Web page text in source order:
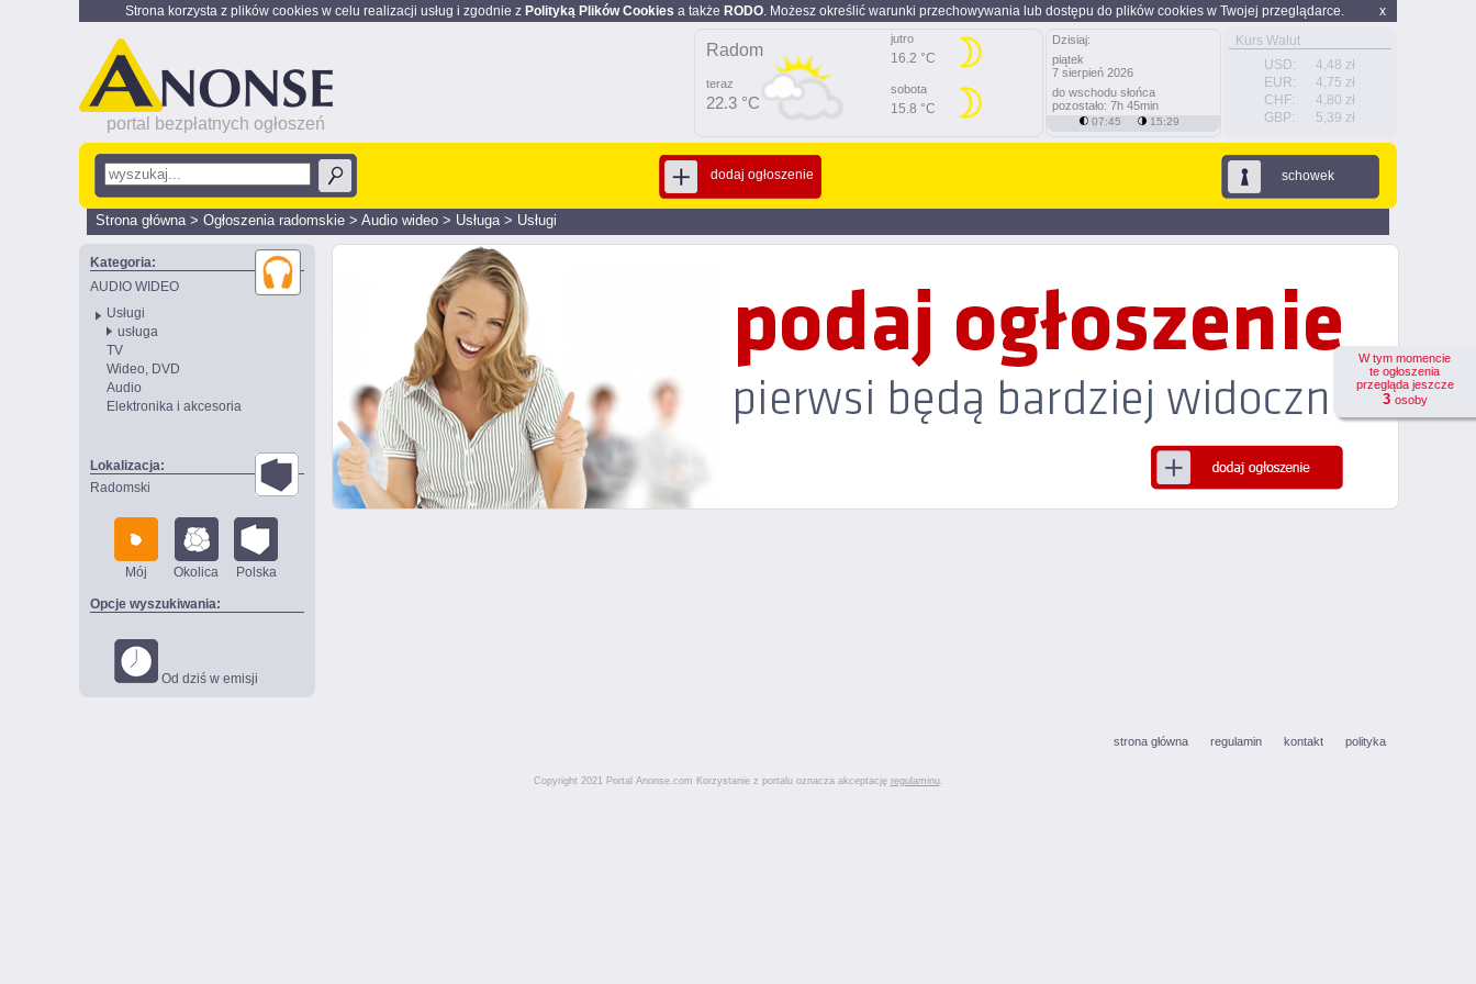
x
Strona korzysta z plików cookies w celu realizacji usług i zgodnie z Polityką Plików Cookies a także RODO. Możesz określić warunki przechowywania lub dostępu do plików cookies w Twojej przeglądarce.
portal bezpłatnych ogłoszeń
Kurs Walut
USD:
4,48 zł
EUR:
4,75 zł
CHF:
4,80 zł
GBP:
5,39 zł
Radom
teraz
22.3 °C
jutro
16.2 °C
sobota
15.8 °C
Dzisiaj:
piątek
7 sierpień 2026
do wschodu słońca
pozostało: 7h 45min
07:45 15:29
schowek
dodaj ogłoszenie
Strona główna> Ogłoszenia radomskie > Audio wideo > Usługa> Usługi
Kategoria:
AUDIO WIDEO
Usługi
usługa
TV
Wideo, DVD
Audio
Elektronika i akcesoria
Lokalizacja:
Radomski
Mój Okolica Polska
Opcje wyszukiwania:
Od dziś w emisji
W tym momencie
te ogłoszenia
przegląda jeszcze
3 osoby
strona główna regulamin kontakt polityka
Copyright 2021 Portal Anonse.com Korzystanie z portalu oznacza akceptację regulaminu.